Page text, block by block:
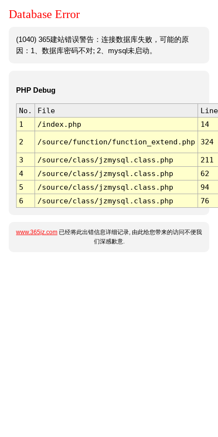
Database Error
(1040) 365建站错误警告：连接数据库失败，可能的原
因：1、数据库密码不对; 2、mysql未启动。
PHP Debug
No. File
Line
1
/index.php 14
2 /source/function/function_extend.php 324
3 /source/class/jzmysql.class.php
211
4
/source/class/jzmysql.class.php
62
5
/source/class/jzmysql.class.php
94
6
/source/class/jzmysql.class.php 76
www.365jz.com 已经将此出错信息详细记录, 由此给您带来的访问不便我
们深感歉意.